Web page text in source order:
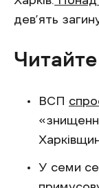
дев’ять
ВСП
У семи